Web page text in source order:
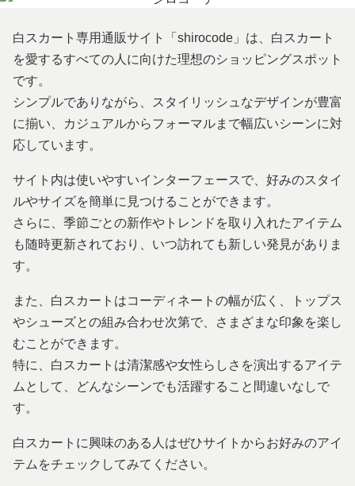
白スカート専用通販サイト「shirocode」は、白スカート
を愛するすべての人に向けた理想のショッピングスポット
です。
シンプルでありながら、スタイリッシュなデザインが豊富
に揃い、カジュアルからフォーマルまで幅広いシーンに対
応しています。
サイト内は使いやすいインターフェースで、好みのスタイ
ルやサイズを簡単に見つけることができます。
さらに、季節ごとの新作やトレンドを取り入れたアイテム
も随時更新されており、いつ訪れても新しい発見がありま
す。
また、白スカートはコーディネートの幅が広く、トップス
やシューズとの組み合わせ次第で、さまざまな印象を楽し
むことができます。
特に、白スカートは清潔感や女性らしさを演出するアイテ
ムとして、どんなシーンでも活躍すること間違いなしで
す。
白スカートに興味のある人はぜひサイトからお好みのアイ
テムをチェックしてみてください。